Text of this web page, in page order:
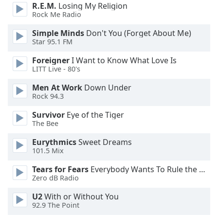
Beginning
dialog
Escape
cancel
and
window.
Text
R.E.M. Losing My Religion
Rock Me Radio
Simple Minds Don't You (Forget About Me)
Star 95.1 FM
ForeignerI Want to Know What Love Is
LITT Live - 80's
Men At Work Down Under
Rock 94.3
Survivor Eye of the Tiger
The Bee
EurythmicsSweet Dreams
101.5 Mix
Tears for Fears Everybody Wants To Rule the World
Zero dB Radio
U2With or Without You
92.9 The Point